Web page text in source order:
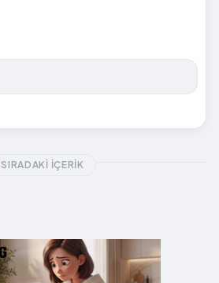
SIRADAKI İÇERIK